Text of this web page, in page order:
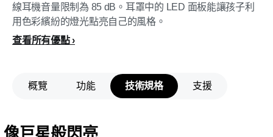
線耳機音量限制為 85 dB。耳罩中的 LED 面板能讓孩子利
用色彩繽紛的燈光點亮自己的風格。
查看所有優點
概覽 功能 技術規格 支援
像巨星般閃亮